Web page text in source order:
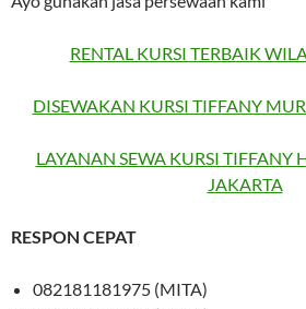
RENTAL KURSI TERBAIK
DISEWAKAN KURSI TIFFANY
LAYANAN SEWA KURSI TIFFANY
JAKARTA
RESPON CEPAT
082181181975 (MITA)